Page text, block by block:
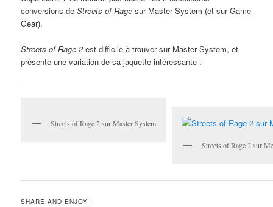
conversions deStreets of Rage sur Master System (et sur Game
Gear).
Streets of Rage 2est difficile à trouver sur Master System, et
présente une variation de sa jaquette intéressante :
Streets of Rage 2 sur Master System
Streets of Rage 2 sur
SHARE AND ENJOY !